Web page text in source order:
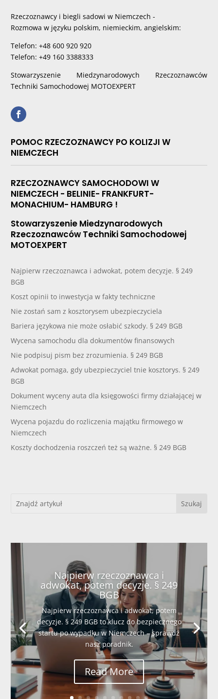
Rzeczoznawcy i biegli sadowi w Niemczech -
Rozmowa w języku polskim, niemieckim, angielskim:
Telefon: +48 600 920 920
Telefon: +49 160 3388333
Stowarzyszenie Miedzynarodowych Rzeczoznawców
Techniki Samochodowej MOTOEXPERT
POMOC RZECZOZNAWCY PO KOLIZJI W
NIEMCZECH
RZECZOZNAWCY SAMOCHODOWI W
NIEMCZECH - BELINIE- FRANKFURT-
MONACHIUM- HAMBURG !
Stowarzyszenie Miedzynarodowych
Rzeczoznawców Techniki Samochodowej
MOTOEXPERT
Najpierw rzeczoznawca i adwokat, potem decyzje. § 249
BGB
Koszt opinii to inwestycja w fakty techniczne
Nie zostań sam z kosztorysem ubezpieczyciela
Bariera językowa nie może osłabić szkody. § 249 BGB
Wycena samochodu dla dokumentów finansowych
Nie podpisuj pism bez zrozumienia. § 249 BGB
Adwokat pomaga, gdy ubezpieczyciel tnie kosztorys. § 249
BGB
Dokument wyceny auta dla księgowości firmy działającej w
Niemczech
Wycena pojazdu do rozliczenia majątku firmowego w
Niemczech
Koszty dochodzenia roszczeń też są ważne. § 249 BGB
Najpierw rzeczoznawca i
adwokat, potem decyzje. § 249
BGB
Najpierw rzeczoznawca i adwokat, potem
decyzje. § 249 BGB to klucz do bezpiecznego
startu po wypadku w Niemczech – sprawdź
nasz poradnik.
Read More